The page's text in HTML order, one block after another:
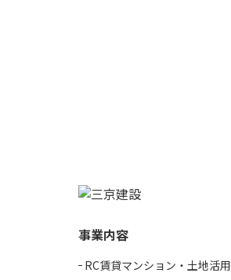
事業内容
RC賃貸マンション・土地活用